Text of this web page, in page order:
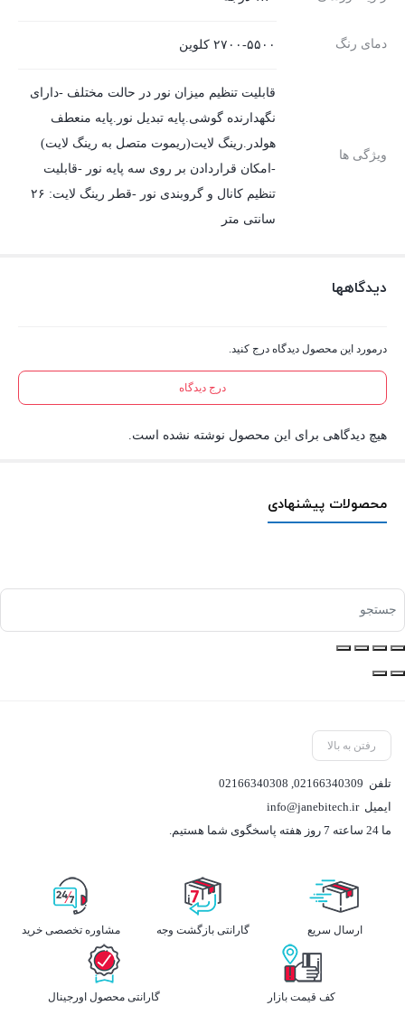
دمای رنگ ۲۷۰۰-۵۵۰۰ کلوین
ویژگی ها
قابلیت تنظیم میزان نور در حالت مختلف -دارای
نگهدارنده گوشی.پایه تبدیل نور.پایه منعطف
هولدر.رینگ لایت(ریموت متصل به رینگ لایت)
-امکان قراردادن بر روی سه پایه نور -قابلیت
تنظیم کانال و گرو‌بندی نور -قطر رینگ لایت: ۲۶
سانتی متر
دیدگاهها
درمورد این محصول دیدگاه درج کنید.
درج دیدگاه
هیچ دیدگاهی برای این محصول نوشته نشده است.
محصولات پیشنهادی
رفتن به بالا
تلفن 02166340309
,
02166340308
ایمیلinfo@janebitech.ir
ما 24 ساعته 7 روز هفته پاسخگوی شما هستیم.
ارسال سریع گارانتی بازگشت وجه مشاوره تخصصی خرید
کف قیمت بازار گارانتی محصول اورجینال